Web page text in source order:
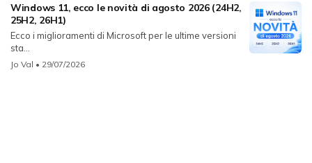
Windows 11, ecco le novità di agosto 2026 (24H2,
25H2, 26H1)
Ecco i miglioramenti di Microsoft per le ultime versioni
sta...
Jo Val • 29/07/2026